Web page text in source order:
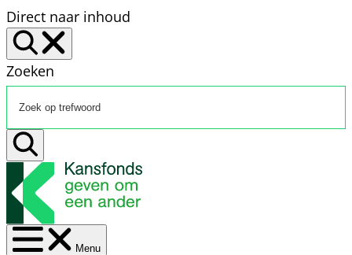
Direct naar inhoud
Zoeken
Menu